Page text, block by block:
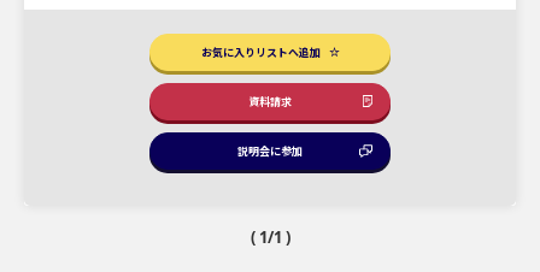
お気に入りリストへ追加
資料請求
説明会に参加
( 1/1 )